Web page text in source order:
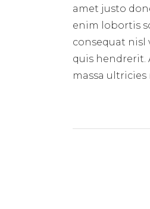
amet justo
enim lobortis
consequat nisl
quis hendrerit.
massa